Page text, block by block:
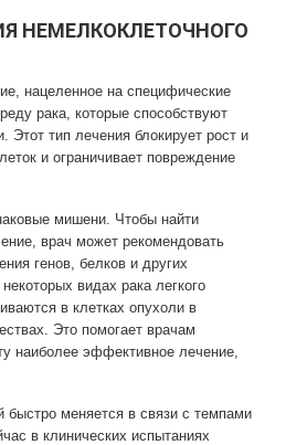
НЕМЕЛКОКЛЕТОЧНОГО
нацеленное на специфические
рака, которые способствуют
Этот тип лечения блокирует рост и
и ограничивает повреждение
мишени. Чтобы найти
врач может рекомендовать
генов, белков и других
видах рака легкого
в клетках опухоли в
Это помогает врачам
наиболее эффективное лечение,
быстро меняется в связи с темпами
в клинических испытаниях